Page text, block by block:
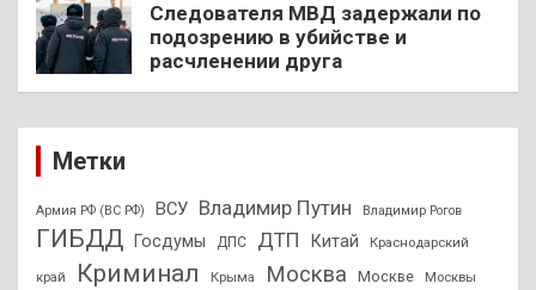
Следователя МВД задержали по
подозрению в убийстве и
расчленении друга
Метки
Армия РФ (ВС РФ) ВСУ Владимир Путин Владимир Рогов
ГИБДД Госдумы ДПС ДТП Китай Краснодарский
край Криминал Крыма Москва Москве Москвы